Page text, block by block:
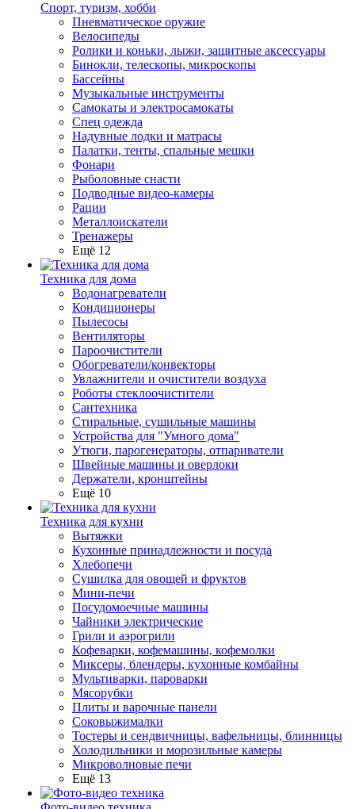
Спорт, туризм, хобби
Пневматическое оружие
Велосипеды
Ролики и коньки, лыжи, защитные аксессуары
Бинокли, телескопы, микроскопы
Бассейны
Музыкальные инструменты
Самокаты и электросамокаты
Спец одежда
Надувные лодки и матрасы
Палатки, тенты, спальные мешки
Фонари
Рыболовные снасти
Подводные видео-камеры
Рации
Металлоискатели
Тренажеры
Ещё 12
Техника для дома
Водонагреватели
Кондиционеры
Пылесосы
Вентиляторы
Пароочистители
Обогреватели/конвекторы
Увлажнители и очистители воздуха
Роботы стеклоочистители
Сантехника
Стиральные, сушильные машины
Устройства для "Умного дома"
Утюги, парогенераторы, отпариватели
Швейные машины и оверлоки
Держатели, кронштейны
Ещё 10
Техника для кухни
Вытяжки
Кухонные принадлежности и посуда
Хлебопечи
Сушилка для овощей и фруктов
Мини-печи
Посудомоечные машины
Чайники электрические
Грили и аэрогрили
Кофеварки, кофемашины, кофемолки
Миксеры, блендеры, кухонные комбайны
Мультиварки, пароварки
Мясорубки
Плиты и варочные панели
Соковыжималки
Тостеры и сендвичницы, вафельницы, блинницы
Холодильники и морозильные камеры
Микроволновые печи
Ещё 13